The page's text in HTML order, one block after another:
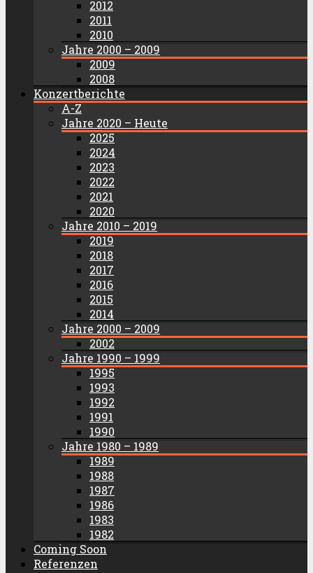
2012
2011
2010
Jahre 2000 – 2009
2009
2008
Konzertberichte
A-Z
Jahre 2020 – Heute
2025
2024
2023
2022
2021
2020
Jahre 2010 – 2019
2019
2018
2017
2016
2015
2014
Jahre 2000 – 2009
2002
Jahre 1990 – 1999
1995
1993
1992
1991
1990
Jahre 1980 – 1989
1989
1988
1987
1986
1983
1982
Coming Soon
Referenzen